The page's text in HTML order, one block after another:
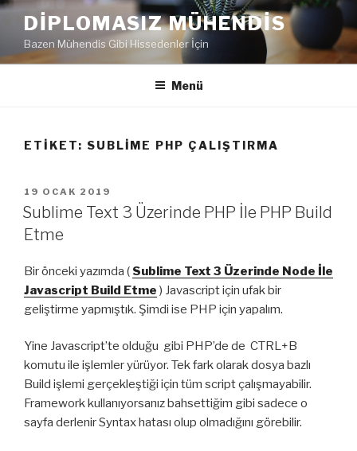
İçeriğe
DIPLOMASIZ MÜHENDIS
Bazen Mühendis Gibi Hissedenler İçin
Menü
ETIKET: SUBLIME PHP ÇALIŞTIRMA
YAYIM
TARIHI
19 OCAK 2019
Sublime Text 3 Üzerinde PHP İle PHP Build
Etme
Bir önceki yazımda ( Sublime Text 3 Üzerinde Node İle
Javascript Build Etme ) Javascript için ufak bir
geliştirme yapmıştık. Şimdi ise PHP için yapalım.
Yine Javascript’te olduğu gibi PHP’de de CTRL+B
komutu ile işlemler yürüyor. Tek fark olarak dosya bazlı
Build işlemi gerçekleştiği için tüm script çalışmayabilir.
Framework kullanıyorsanız bahsettiğim gibi sadece o
sayfa derlenir Syntax hatası olup olmadığını görebilir.